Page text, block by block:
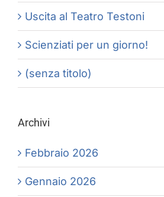
Uscita al Teatro Testoni
Scienziati per un giorno!
(senza titolo)
Archivi
Febbraio 2026
Gennaio 2026